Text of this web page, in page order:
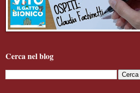
Cerca nel blog